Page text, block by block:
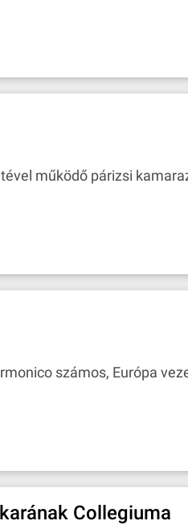
működő párizsi
számos, Európa
Collegiuma